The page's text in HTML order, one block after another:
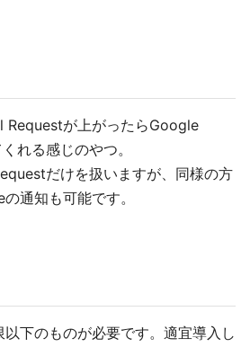
Requestが上がったらGoogle
れる感じのやつ。
だけを扱いますが、同様の方
通知も可能です。
下のものが必要です。適宜導入し